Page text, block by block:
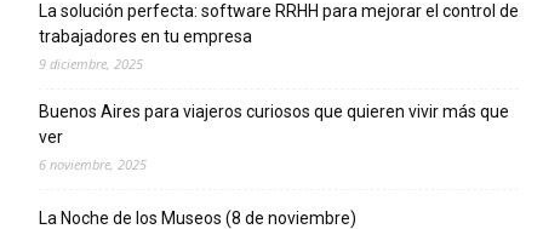
La solución perfecta: software RRHH para mejorar el control de
trabajadores en tu empresa
9 diciembre, 2025
Buenos Aires para viajeros curiosos que quieren vivir más que
ver
6 noviembre, 2025
La Noche de los Museos (8 de noviembre)